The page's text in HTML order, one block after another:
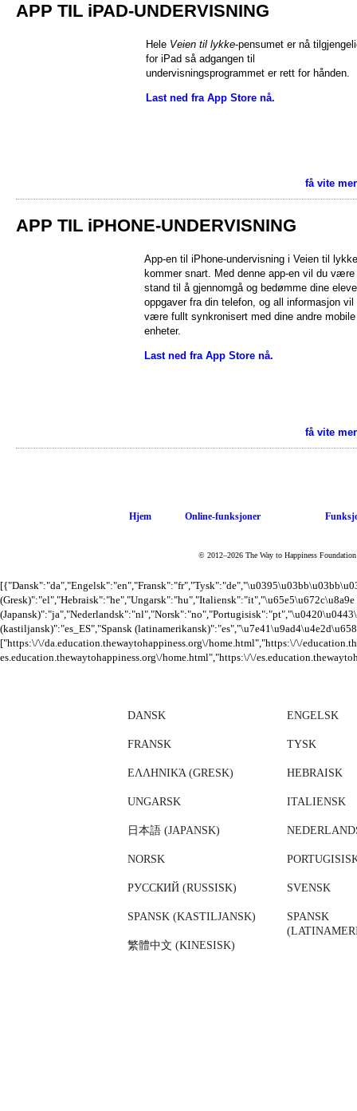
APP TIL iPAD-UNDERVISNING
Hele Veien til lykke-pensumet er nå
for iPad så adgangen til
undervisningsprogrammet er rett for hånden.
Last ned fra App Store nå.
få vite
APP TIL iPHONE-UNDERVISNING
App-en til iPhone-undervisning i Veien til lykke
kommer snart. Med denne app-en vil du være
stand til å gjennomgå og bedømme dine
oppgaver fra din telefon, og all informasjon vil
være fullt synkronisert med dine andre mobile
enheter.
Last ned fra App Store nå.
få vite
Hjem Online-funksjoner
© 2012–2026 The Way to Happiness
(Gresk)":"el","Hebraisk":"he","Ungarsk":"hu","Italiensk":"it","\u65e5\u672c\u8a9e
(kastiljansk)":"es_ES","Spansk
["https:\/\/da.education.thewaytohappiness.org\/home.html","https:\/\/
es.education.thewaytohappiness.org\/home.html","https:\/\/
DANSK ENGELSK
FRANSK TYSK
ΕΛΛΗΝΙΚΆ (GRESK) HEBRAISK
UNGARSK ITALIENSK
日本語 (JAPANSK)
NORSK
РУССКИЙ (RUSSISK) SVENSK
SPANSK (KASTILJANSK)
SPANSK
繁體中文 (KINESISK)